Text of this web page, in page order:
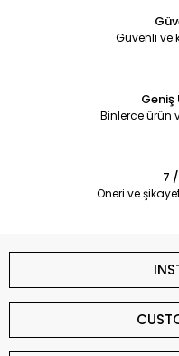
Güvenli ve
Geniş
Binlerce ürün
7
Öneri ve